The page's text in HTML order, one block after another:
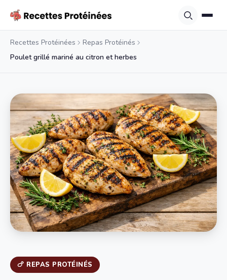
Recettes Protéinées
Repas Protéinés
Poulet grillé mariné au citron et herbes
🍗 REPAS PROTÉINÉS